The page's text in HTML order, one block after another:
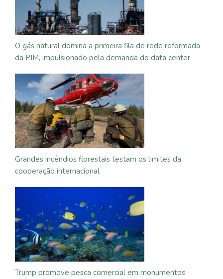
O gás natural domina a primeira fila de rede reformada
da PJM, impulsionado pela demanda do data center
Grandes incêndios florestais testam os limites da
cooperação internacional
Trump promove pesca comercial em monumentos